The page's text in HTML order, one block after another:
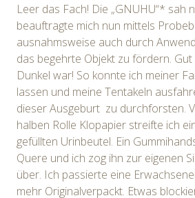
Leer das Fach! Die „GNUHU“* sah
beauftragte mich nun mittels
ausnahmsweise auch durch
das begehrte Objekt zu fördern.
Dunkel war! So konnte ich meiner
lassen und meine Tentakeln
dieser Ausgeburt zu durchforsten.
halben Rolle Klopapier streifte ich
gefüllten Urinbeutel. Ein
Quere und ich zog ihn zur eigenen
über. Ich passierte eine
mehr Originalverpackt. Etwas